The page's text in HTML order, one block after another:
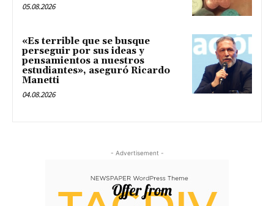
05.08.2026
«Es terrible que se busque
perseguir por sus ideas y
pensamientos a nuestros
estudiantes», aseguró Ricardo
Manetti
04.08.2026
- Advertisement -